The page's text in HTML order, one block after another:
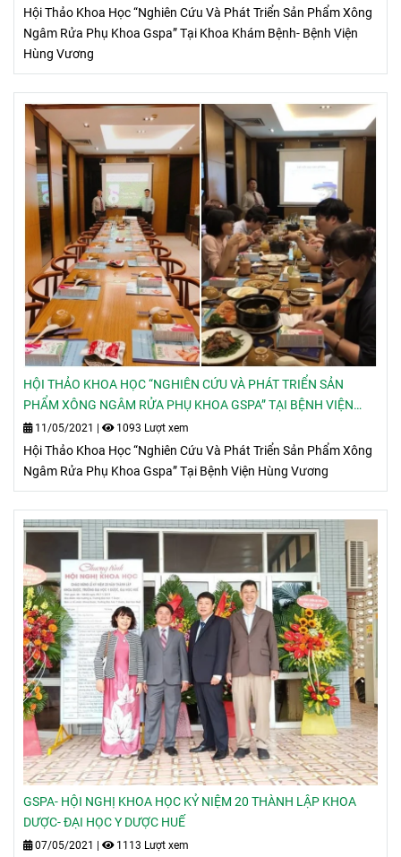
Hội Thảo Khoa Học “Nghiên Cứu Và Phát Triển Sản Phẩm Xông
Ngâm Rửa Phụ Khoa Gspa” Tại Khoa Khám Bệnh- Bệnh Viện
Hùng Vương
HỘI THẢO KHOA HỌC “NGHIÊN CỨU VÀ PHÁT TRIỂN SẢN
PHẨM XÔNG NGÂM RỬA PHỤ KHOA GSPA” TẠI BỆNH VIỆN
HÙNG VƯƠNG
11/05/2021 | 1093 Lượt xem
Hội Thảo Khoa Học “Nghiên Cứu Và Phát Triển Sản Phẩm Xông
Ngâm Rửa Phụ Khoa Gspa” Tại Bệnh Viện Hùng Vương
GSPA- HỘI NGHỊ KHOA HỌC KỶ NIỆM 20 THÀNH LẬP KHOA
DƯỢC- ĐẠI HỌC Y DƯỢC HUẾ
07/05/2021 | 1113 Lượt xem